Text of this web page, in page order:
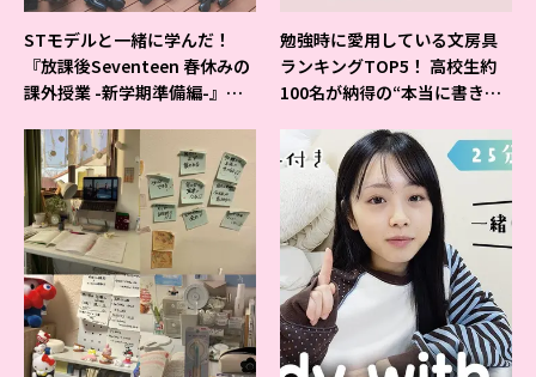
STモデルと一緒に学んだ！
『放課後Seventeen 春休みの
課外授業 -新学期準備編-』イ
勉強時に愛用している文房具
ランキングTOP5！ 高校生約
100名が納得の“本当に書きや